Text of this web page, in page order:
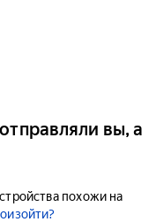
вы, а
похожи на